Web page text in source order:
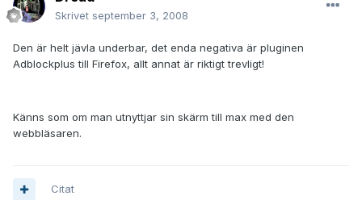
Skrivet september 3, 2008
Den är helt jävla underbar, det enda negativa är pluginen
Adblockplus till Firefox, allt annat är riktigt trevligt!
Känns som om man utnyttjar sin skärm till max med den
webbläsaren.
Citat